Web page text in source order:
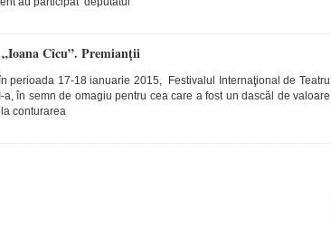
Cîcu”. Premianţii
perioada 17-18 ianuarie 2015, Festivalul Internaţional de Teatru
a, în semn de omagiu pentru cea care a fost un dascăl de valoare
conturarea